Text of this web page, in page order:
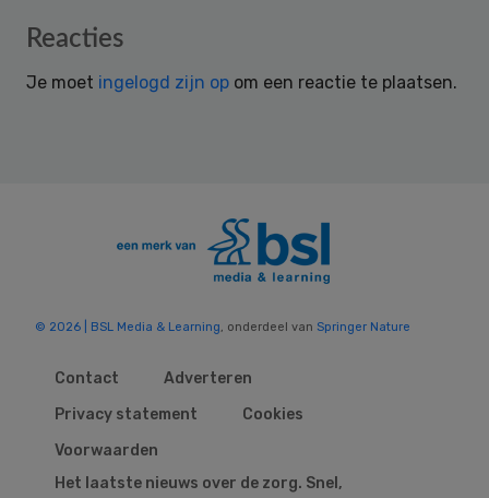
Reader
Reacties
Je moet ingelogd zijn op om een reactie te plaatsen.
© 2026 | BSL Media & Learning, onderdeel van Springer Nature
Contact
Adverteren
Privacy statement
Cookies
Voorwaarden
Het laatste nieuws over de zorg. Snel,